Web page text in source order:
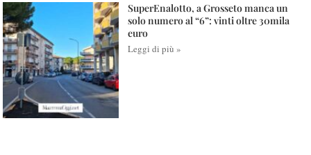
SuperEnalotto, a Grosseto manca un
solo numero al “6”: vinti oltre 30mila
euro
Leggi di più »